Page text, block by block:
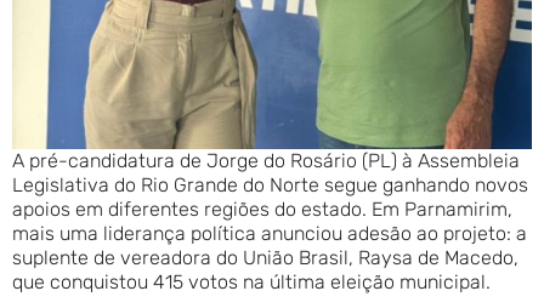
A pré-candidatura de Jorge do Rosário (PL) à Assembleia
Legislativa do Rio Grande do Norte segue ganhando novos
apoios em diferentes regiões do estado. Em Parnamirim,
mais uma liderança política anunciou adesão ao projeto: a
suplente de vereadora do União Brasil, Raysa de Macedo,
que conquistou 415 votos na última eleição municipal.